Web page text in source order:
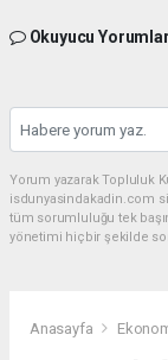
Okuyucu
Yorum yazarak Topluluk
isdunyasindakadin.com
tüm sorumluluğu tek
yönetimi hiçbir şekilde
Anasayfa